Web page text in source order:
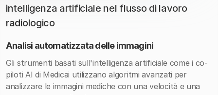
intelligenza artificiale nel flusso di lavoro
radiologico
Analisi automatizzata delle immagini
Gli strumenti basati sull'intelligenza artificiale come i co-
piloti AI di Medicai utilizzano algoritmi avanzati per
analizzare le immagini mediche con una velocità e una